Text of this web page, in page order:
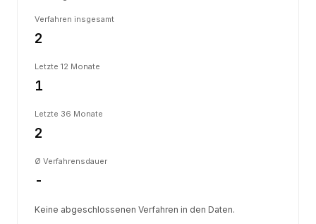
Verfahren insgesamt
2
Letzte 12 Monate
1
Letzte 36 Monate
2
Ø Verfahrensdauer
-
Keine abgeschlossenen Verfahren in den Daten.